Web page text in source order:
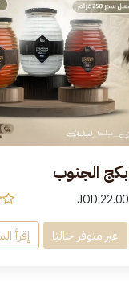
بكج الجنوب
JOD 22.00
غير متوفر حاليًا إقرأ